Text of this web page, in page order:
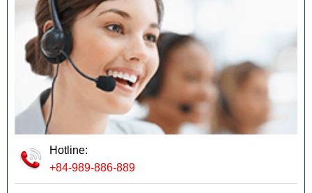
Hotline:
+84-989-886-889